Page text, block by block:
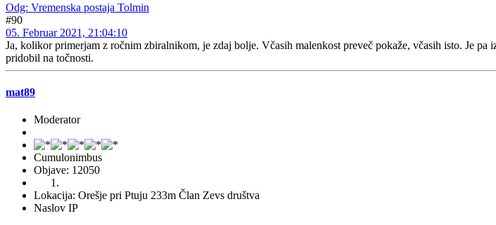
Odg: Vremenska postaja Tolmin
#90
05. Februar 2021, 21:04:10
Ja, kolikor primerjam z ročnim zbiralnikom, je zdaj bolje. Včasih malenkost preveč pokaže, včasih isto. Je
pridobil na točnosti.
mat89
Moderator
Cumulonimbus
Objave: 12050
Lokacija: Orešje pri Ptuju 233m Član Zevs društva
Naslov IP